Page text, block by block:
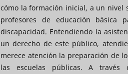
cómo la formación inicial, a un
profesores de educación básica
discapacidad. Entendiendo la
un derecho de este público,
merece atención la preparación de
las escuelas públicas. A través